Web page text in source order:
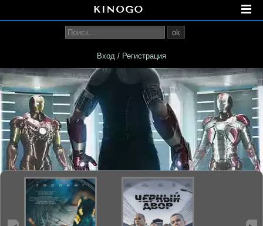
ok
Вход / Регистрация